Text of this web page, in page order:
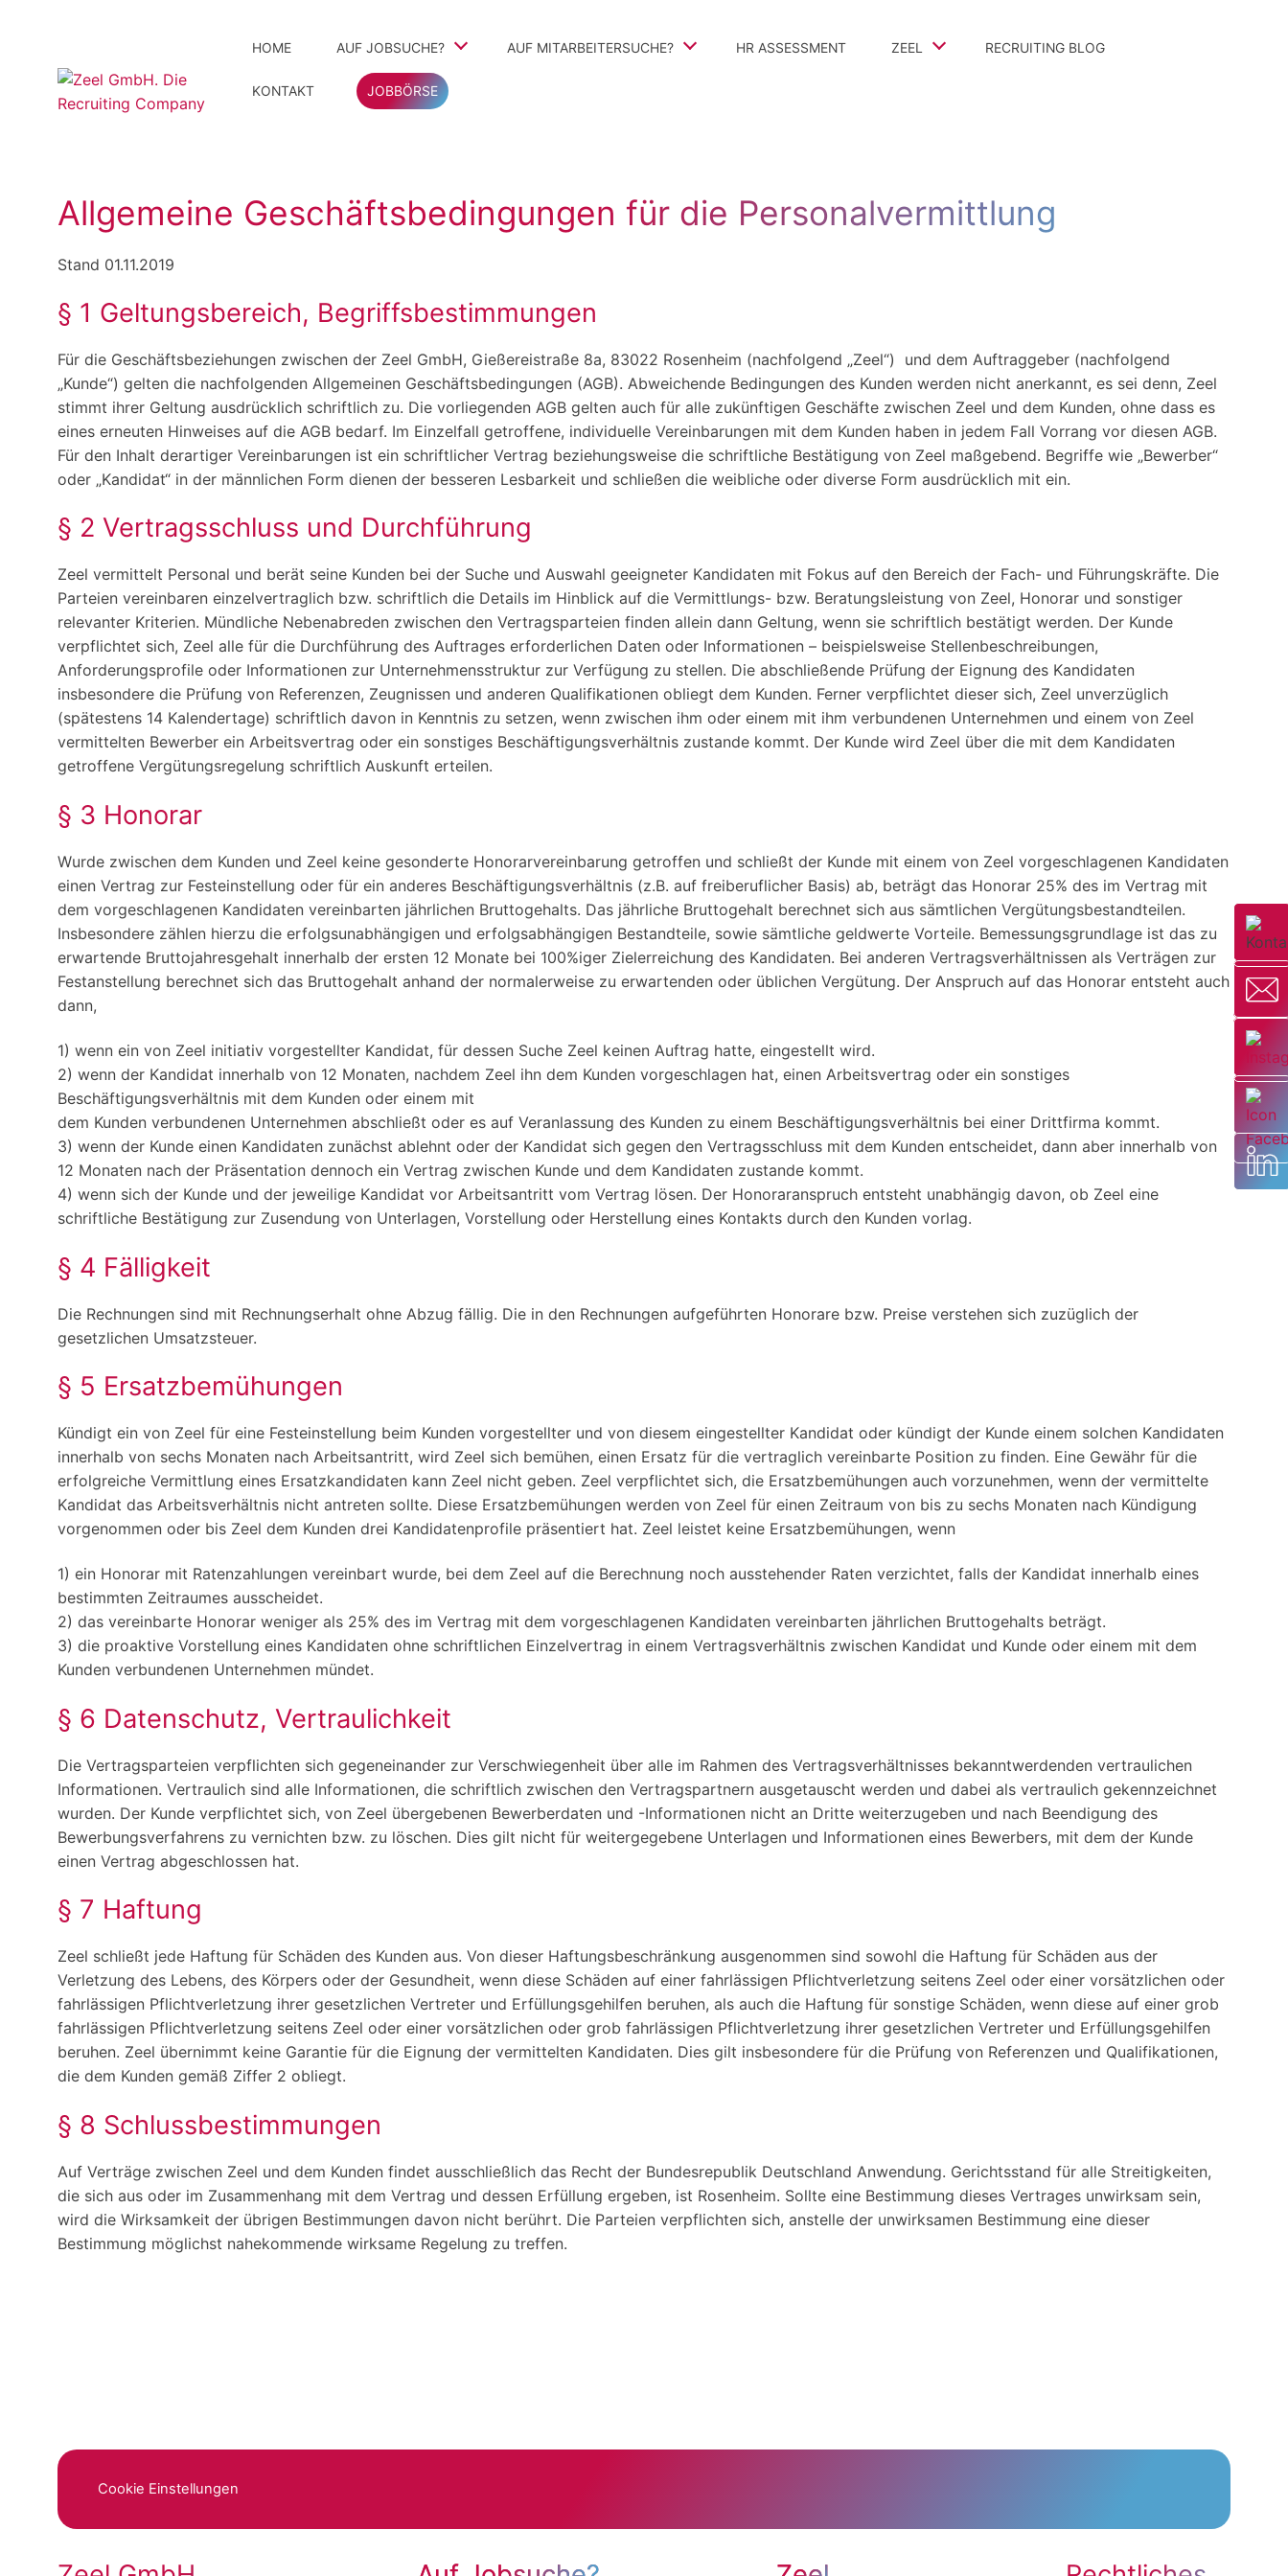
Navigation
HOME AUF JOBSUCHE? AUF MITARBEITERSUCHE? HR ASSESSMENT ZEEL
Auszeichnungen & Partner
RECRUITING BLOG
KONTAKT JOBBÖRSE
Pflichtfeld
Pflichtfeld
Allgemeine Geschäftsbedingungen für die Personalvermittlung
Stand 01.11.2019
§ 1 Geltungsbereich, Begriffsbestimmungen
Für die Geschäftsbeziehungen zwischen der Zeel GmbH, Gießereistraße 8a, 83022 Rosenheim (nachfolgend „Zeel“) und dem Auftraggeber (nachfolgend
„Kunde“) gelten die nachfolgenden Allgemeinen Geschäftsbedingungen (AGB). Abweichende Bedingungen des Kunden werden nicht anerkannt, es sei denn, Zeel
stimmt ihrer Geltung ausdrücklich schriftlich zu. Die vorliegenden AGB gelten auch für alle zukünftigen Geschäfte zwischen Zeel und dem Kunden, ohne dass es
eines erneuten Hinweises auf die AGB bedarf. Im Einzelfall getroffene, individuelle Vereinbarungen mit dem Kunden haben in jedem Fall Vorrang vor diesen AGB.
Für den Inhalt derartiger Vereinbarungen ist ein schriftlicher Vertrag beziehungsweise die schriftliche Bestätigung von Zeel maßgebend. Begriffe wie „Bewerber“
oder „Kandidat“ in der männlichen Form dienen der besseren Lesbarkeit und schließen die weibliche oder diverse Form ausdrücklich mit ein.
§ 2 Vertragsschluss und Durchführung
Zeel vermittelt Personal und berät seine Kunden bei der Suche und Auswahl geeigneter Kandidaten mit Fokus auf den Bereich der Fach- und Führungskräfte. Die
Parteien vereinbaren einzelvertraglich bzw. schriftlich die Details im Hinblick auf die Vermittlungs- bzw. Beratungsleistung von Zeel, Honorar und sonstiger
relevanter Kriterien. Mündliche Nebenabreden zwischen den Vertragsparteien finden allein dann Geltung, wenn sie schriftlich bestätigt werden. Der Kunde
verpflichtet sich, Zeel alle für die Durchführung des Auftrages erforderlichen Daten oder Informationen – beispielsweise Stellenbeschreibungen,
Anforderungsprofile oder Informationen zur Unternehmensstruktur zur Verfügung zu stellen. Die abschließende Prüfung der Eignung des Kandidaten
insbesondere die Prüfung von Referenzen, Zeugnissen und anderen Qualifikationen obliegt dem Kunden. Ferner verpflichtet dieser sich, Zeel unverzüglich
(spätestens 14 Kalendertage) schriftlich davon in Kenntnis zu setzen, wenn zwischen ihm oder einem mit ihm verbundenen Unternehmen und einem von Zeel
vermittelten Bewerber ein Arbeitsvertrag oder ein sonstiges Beschäftigungsverhältnis zustande kommt. Der Kunde wird Zeel über die mit dem Kandidaten
getroffene Vergütungsregelung schriftlich Auskunft erteilen.
§ 3 Honorar
Wurde zwischen dem Kunden und Zeel keine gesonderte Honorarvereinbarung getroffen und schließt der Kunde mit einem von Zeel vorgeschlagenen Kandidaten
einen Vertrag zur Festeinstellung oder für ein anderes Beschäftigungsverhältnis (z.B. auf freiberuflicher Basis) ab, beträgt das Honorar 25% des im Vertrag mit
dem vorgeschlagenen Kandidaten vereinbarten jährlichen Bruttogehalts. Das jährliche Bruttogehalt berechnet sich aus sämtlichen Vergütungsbestandteilen.
Insbesondere zählen hierzu die erfolgsunabhängigen und erfolgsabhängigen Bestandteile, sowie sämtliche geldwerte Vorteile. Bemessungsgrundlage ist das zu
erwartende Bruttojahresgehalt innerhalb der ersten 12 Monate bei 100%iger Zielerreichung des Kandidaten. Bei anderen Vertragsverhältnissen als Verträgen zur
Festanstellung berechnet sich das Bruttogehalt anhand der normalerweise zu erwartenden oder üblichen Vergütung. Der Anspruch auf das Honorar entsteht auch
dann,
1) wenn ein von Zeel initiativ vorgestellter Kandidat, für dessen Suche Zeel keinen Auftrag hatte, eingestellt wird.
2) wenn der Kandidat innerhalb von 12 Monaten, nachdem Zeel ihn dem Kunden vorgeschlagen hat, einen Arbeitsvertrag oder ein sonstiges
Beschäftigungsverhältnis mit dem Kunden oder einem mit
dem Kunden verbundenen Unternehmen abschließt oder es auf Veranlassung des Kunden zu einem Beschäftigungsverhältnis bei einer Drittfirma kommt.
3) wenn der Kunde einen Kandidaten zunächst ablehnt oder der Kandidat sich gegen den Vertragsschluss mit dem Kunden entscheidet, dann aber innerhalb von
12 Monaten nach der Präsentation dennoch ein Vertrag zwischen Kunde und dem Kandidaten zustande kommt.
4) wenn sich der Kunde und der jeweilige Kandidat vor Arbeitsantritt vom Vertrag lösen. Der Honoraranspruch entsteht unabhängig davon, ob Zeel eine
schriftliche Bestätigung zur Zusendung von Unterlagen, Vorstellung oder Herstellung eines Kontakts durch den Kunden vorlag.
§ 4 Fälligkeit
Die Rechnungen sind mit Rechnungserhalt ohne Abzug fällig. Die in den Rechnungen aufgeführten Honorare bzw. Preise verstehen sich zuzüglich der
gesetzlichen Umsatzsteuer.
§ 5 Ersatzbemühungen
Kündigt ein von Zeel für eine Festeinstellung beim Kunden vorgestellter und von diesem eingestellter Kandidat oder kündigt der Kunde einem solchen Kandidaten
innerhalb von sechs Monaten nach Arbeitsantritt, wird Zeel sich bemühen, einen Ersatz für die vertraglich vereinbarte Position zu finden. Eine Gewähr für die
erfolgreiche Vermittlung eines Ersatzkandidaten kann Zeel nicht geben. Zeel verpflichtet sich, die Ersatzbemühungen auch vorzunehmen, wenn der vermittelte
Kandidat das Arbeitsverhältnis nicht antreten sollte. Diese Ersatzbemühungen werden von Zeel für einen Zeitraum von bis zu sechs Monaten nach Kündigung
vorgenommen oder bis Zeel dem Kunden drei Kandidatenprofile präsentiert hat. Zeel leistet keine Ersatzbemühungen, wenn
1) ein Honorar mit Ratenzahlungen vereinbart wurde, bei dem Zeel auf die Berechnung noch ausstehender Raten verzichtet, falls der Kandidat innerhalb eines
bestimmten Zeitraumes ausscheidet.
2) das vereinbarte Honorar weniger als 25% des im Vertrag mit dem vorgeschlagenen Kandidaten vereinbarten jährlichen Bruttogehalts beträgt.
3) die proaktive Vorstellung eines Kandidaten ohne schriftlichen Einzelvertrag in einem Vertragsverhältnis zwischen Kandidat und Kunde oder einem mit dem
Kunden verbundenen Unternehmen mündet.
§ 6 Datenschutz, Vertraulichkeit
Die Vertragsparteien verpflichten sich gegeneinander zur Verschwiegenheit über alle im Rahmen des Vertragsverhältnisses bekanntwerdenden vertraulichen
Informationen. Vertraulich sind alle Informationen, die schriftlich zwischen den Vertragspartnern ausgetauscht werden und dabei als vertraulich gekennzeichnet
wurden. Der Kunde verpflichtet sich, von Zeel übergebenen Bewerberdaten und -Informationen nicht an Dritte weiterzugeben und nach Beendigung des
Bewerbungsverfahrens zu vernichten bzw. zu löschen. Dies gilt nicht für weitergegebene Unterlagen und Informationen eines Bewerbers, mit dem der Kunde
einen Vertrag abgeschlossen hat.
§ 7 Haftung
Zeel schließt jede Haftung für Schäden des Kunden aus. Von dieser Haftungsbeschränkung ausgenommen sind sowohl die Haftung für Schäden aus der
Verletzung des Lebens, des Körpers oder der Gesundheit, wenn diese Schäden auf einer fahrlässigen Pflichtverletzung seitens Zeel oder einer vorsätzlichen oder
fahrlässigen Pflichtverletzung ihrer gesetzlichen Vertreter und Erfüllungsgehilfen beruhen, als auch die Haftung für sonstige Schäden, wenn diese auf einer grob
fahrlässigen Pflichtverletzung seitens Zeel oder einer vorsätzlichen oder grob fahrlässigen Pflichtverletzung ihrer gesetzlichen Vertreter und Erfüllungsgehilfen
beruhen. Zeel übernimmt keine Garantie für die Eignung der vermittelten Kandidaten. Dies gilt insbesondere für die Prüfung von Referenzen und Qualifikationen,
die dem Kunden gemäß Ziffer 2 obliegt.
§ 8 Schlussbestimmungen
Auf Verträge zwischen Zeel und dem Kunden findet ausschließlich das Recht der Bundesrepublik Deutschland Anwendung. Gerichtsstand für alle Streitigkeiten,
die sich aus oder im Zusammenhang mit dem Vertrag und dessen Erfüllung ergeben, ist Rosenheim. Sollte eine Bestimmung dieses Vertrages unwirksam sein,
wird die Wirksamkeit der übrigen Bestimmungen davon nicht berührt. Die Parteien verpflichten sich, anstelle der unwirksamen Bestimmung eine dieser
Bestimmung möglichst nahekommende wirksame Regelung zu treffen.
Cookie Einstellungen